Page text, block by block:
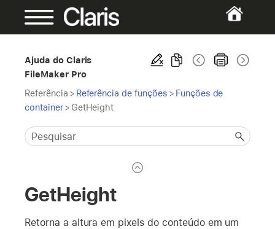
Ajuda do Claris
FileMaker Pro
Referência > Referência de funções > Funções de
container> GetHeight
GetHeight
Retorna a altura em pixels do conteúdo em um